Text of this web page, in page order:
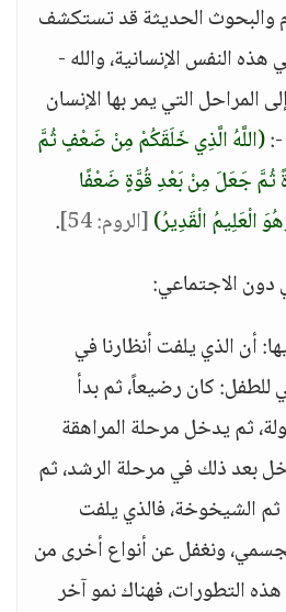
والبحوث الحديثة قد تستكشف
النفس الإنسانية، والله -
المراحل التي يمر بها الإنسان
:(اللَّهُ الَّذِي خَلَقَكُمْ مِنْ ضَعْفٍ ثُمَّ
جَعَلَ مِنْ بَعْدِ قُوَّةٍ ضَعْفًا
الْعَلِيمُ الْقَدِيرُ)[الروم: 54]
.
دون الاجتماعي:
أن الذي يلفت أنظارنا في
للطفل: كان رضيعاً، ثم بدأ
ثم يدخل مرحلة المراهقة
بعد ذلك في مرحلة الرشد، ثم
الشيخوخة، فالذي يلفت
ونغفل عن أنواع أخرى من
هذه التطورات، فهناك نمو آخر